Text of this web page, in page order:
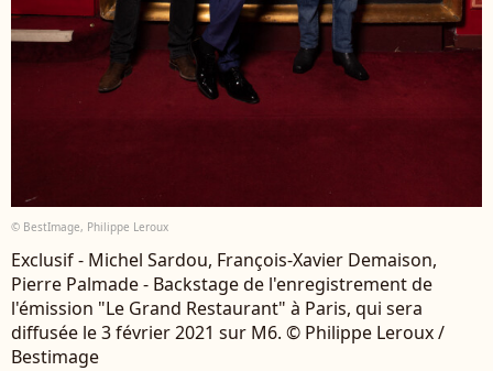
© BestImage, Philippe Leroux
Exclusif - Michel Sardou, François-Xavier Demaison,
Pierre Palmade - Backstage de l'enregistrement de
l'émission "Le Grand Restaurant" à Paris, qui sera
diffusée le 3 février 2021 sur M6. © Philippe Leroux /
Bestimage